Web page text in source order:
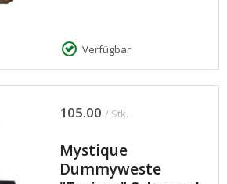
Verfügbar
105.00 / Stk.
Mystique
Dummyweste